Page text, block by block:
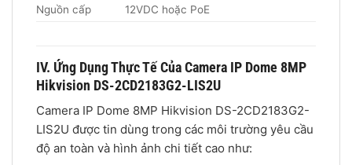
Nguồn cấp
12VDC hoặc PoE
IV. Ứng Dụng Thực Tế Của Camera IP Dome 8MP
Hikvision DS-2CD2183G2-LIS2U
Camera IP Dome 8MP Hikvision DS-2CD2183G2-
LIS2U được tin dùng trong các môi trường yêu cầu
độ an toàn và hình ảnh chi tiết cao như: